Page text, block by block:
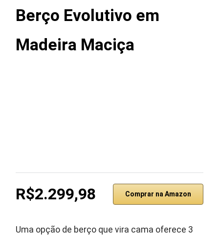
Berço Evolutivo em
Madeira Maciça
R$2.299,98 Comprar na Amazon
Uma opção de berço que vira cama oferece 3